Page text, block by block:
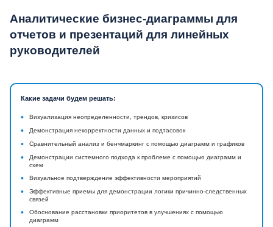
Аналитические бизнес-диаграммы для
отчетов и презентаций для линейных
руководителей
Какие задачи будем решать:
• Визуализация неопределенности, трендов, кризисов
• Демонстрация некорректности данных и подтасовок
• Сравнительный анализ и бенчмаркинг с помощью диаграмм и графиков
•
Демонстрации системного подхода к проблеме с помощью диаграмм и
схем
• Визуальное подтверждение эффективности мероприятий
•
Эффективные приемы для демонстрации логики причинно-следственных
связей
•
Обоснование расстановки приоритетов в улучшениях с помощью
диаграмм